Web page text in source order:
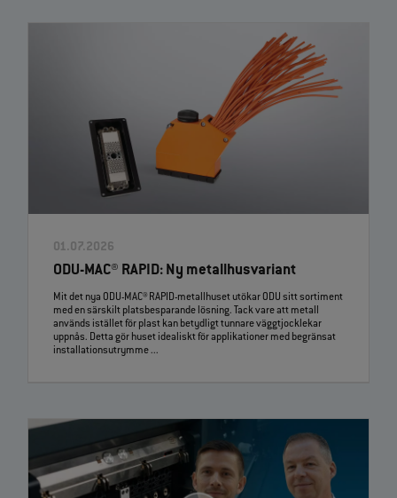
01.07.2026
ODU-MAC® RAPID: Ny metallhusvariant
Mit det nya ODU-MAC® RAPID-metallhuset utökar ODU sitt sortiment
med en särskilt platsbesparande lösning. Tack vare att metall
används istället för plast kan betydligt tunnare väggtjocklekar
uppnås. Detta gör huset idealiskt för applikationer med begränsat
installationsutrymme ...